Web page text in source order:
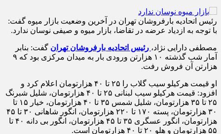
رئیس اتحادیه بارفروشان تهران در آخرین وضعیت بازار میوه گفت:
مصطفی دارایی نژاد،رئیس اتحادیه بارفروشان تهرانگفت: بنابر
او قیمت هرکیلو سیب گلاب را ۲۵ تا ۴۰ هزارتومان اعلام کرد و
افزود: قیمت هرکیلو سیب لبنانی ۲۵ تا ۴۰ هزارتومان، شلیل شبرنگ
۲۵ تا ۳۵ هزارتومان، شلیل شمس ۳۵ تا ۴۰ هزارتومان، خیار ۱۵ تا
۳۰ هزارتومان، پسته ۱۷۰ تا ۲۲۰ هزارتومان، انگور شاهانی ۳۰ تا ۴۵